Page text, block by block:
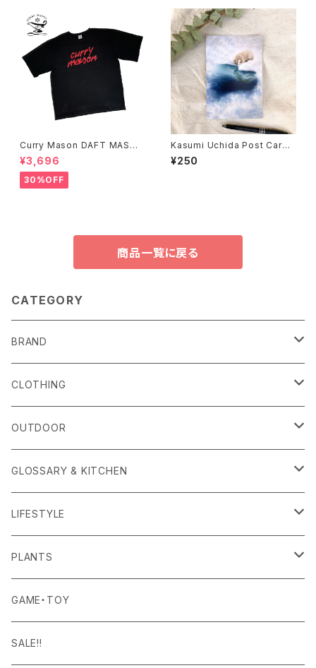
Curry Mason DAFT MASON
T-Shirt
¥3,696
30%OFF
Kasumi Uchida Post Card
(Polar Bear)
¥250
商品一覧に戻る
CATEGORY
BRAND
alls
Amina Collection
APOTHEKE FRAGRANCE
BAICYCLON
BISQUE
Curry Mason
Detail
CLOTHING
OUTER
TOPS
BOTTOMS
ROOM WEAR
SHOES
HAT・CAP
OUTDOOR
CARRYING GOODS
LIGHTING
MILITARY GOODS
NITE IZE
S-BBINER
RGM
GLOSSARY & KITCHEN
FOOD
DRINK
KITCHEN GOODS
TABLEWARE
LIFESTYLE
ALOMA
ART PIECE
BODY & SKIN CARE
PLANTS
POTTED PLANTS
TERRARIUM
GAME・TOY
SALE!!